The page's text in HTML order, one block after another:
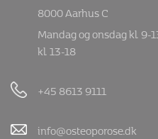
8000 Aarhus C
Mandag og onsdag kl. 9-
kl. 13-18
+45 8613 9111
info@osteoporose.dk